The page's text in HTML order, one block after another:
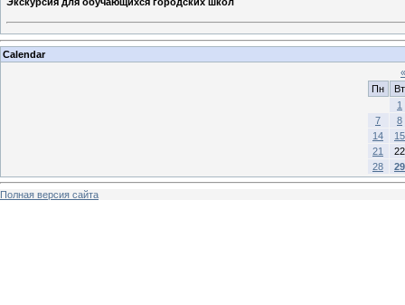
Calendar
«
Пн
Вт
1
7
8
14
15
21
22
28
29
Полная версия сайта